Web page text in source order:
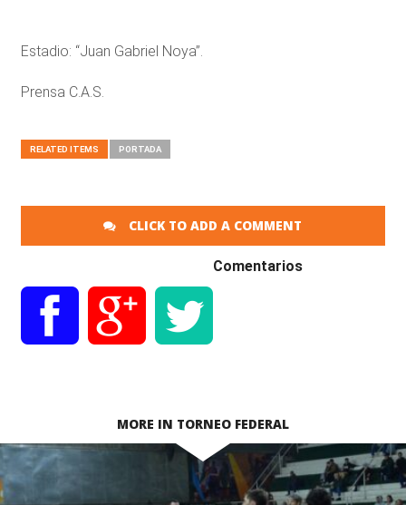
Estadio: “Juan Gabriel Noya”.
Prensa C.A.S.
RELATED ITEMS PORTADA
CLICK TO ADD A COMMENT
Comentarios
MORE IN TORNEO FEDERAL